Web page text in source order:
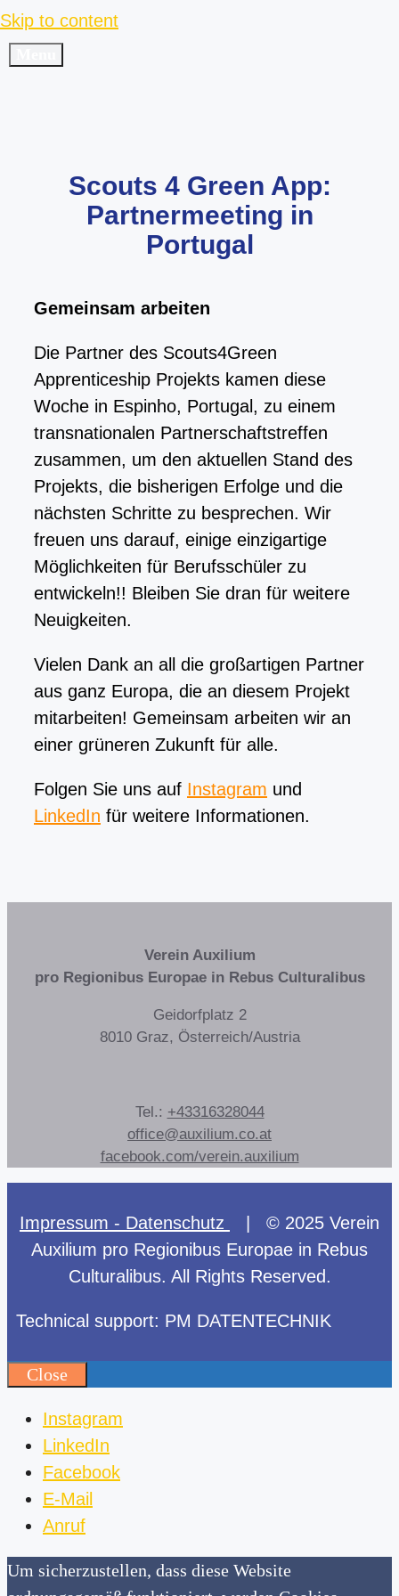
Skip to content
Scouts 4 Green App:
Partnermeeting in
Portugal
Gemeinsam arbeiten
Die Partner des Scouts4Green
Apprenticeship Projekts kamen diese
Woche in Espinho, Portugal, zu einem
transnationalen Partnerschaftstreffen
zusammen, um den aktuellen Stand des
Projekts, die bisherigen Erfolge und die
nächsten Schritte zu besprechen. Wir
freuen uns darauf, einige einzigartige
Möglichkeiten für Berufsschüler zu
entwickeln!! Bleiben Sie dran für weitere
Neuigkeiten.
Vielen Dank an all die großartigen Partner
aus ganz Europa, die an diesem Projekt
mitarbeiten! Gemeinsam arbeiten wir an
einer grüneren Zukunft für alle.
Folgen Sie uns auf Instagram und
LinkedIn für weitere Informationen.
Verein Auxilium
pro Regionibus Europae in Rebus Culturalibus
Geidorfplatz 2
8010 Graz, Österreich/Austria
Tel.: +43316328044
office@auxilium.co.at
facebook.com/verein.auxilium
Impressum - Datenschutz
| © 2025 Verein
Auxilium pro Regionibus Europae in Rebus
Culturalibus. All Rights Reserved.
Technical support: PM DATENTECHNIK
Close
Instagram
LinkedIn
Facebook
E-Mail
Anruf
Um sicherzustellen, dass diese Website